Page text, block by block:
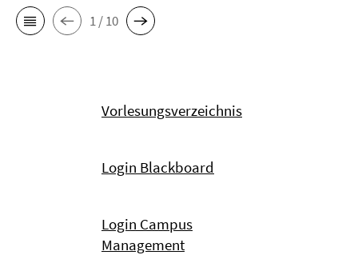
1 / 10
Vorlesungsverzeichnis
Login Blackboard
Login Campus
Management